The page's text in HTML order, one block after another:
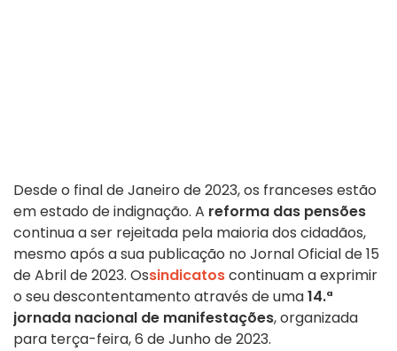
Desde o final de Janeiro de 2023, os franceses estão
em estado de indignação. A reforma das pensões
continua a ser rejeitada pela maioria dos cidadãos,
mesmo após a sua publicação no Jornal Oficial de 15
de Abril de 2023. Ossindicatoscontinuam a exprimir
o seu descontentamento através de uma14.ª
jornada nacional de manifestações, organizada
para terça-feira, 6 de Junho de 2023.